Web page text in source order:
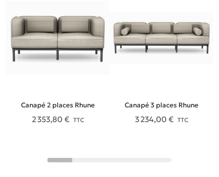
Canapé 2 places Rhune
2 353,80 € TTC
Canapé 3 places Rhune
3 234,00 € TTC